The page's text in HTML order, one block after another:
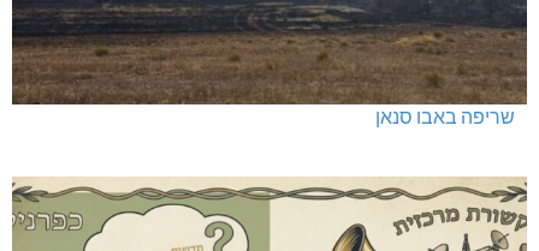
שריפה באבו סנאן